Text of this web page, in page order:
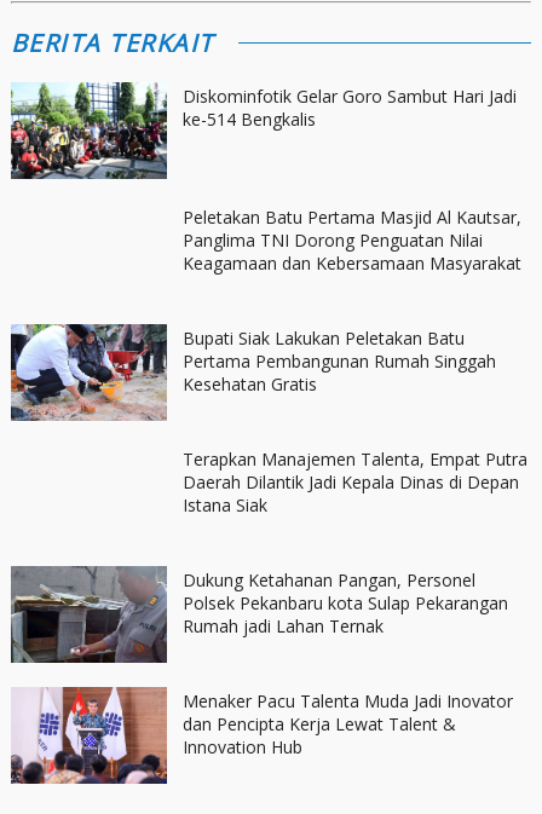
BERITA TERKAIT
Diskominfotik Gelar Goro Sambut Hari Jadi
ke-514 Bengkalis
Peletakan Batu Pertama Masjid Al Kautsar,
Panglima TNI Dorong Penguatan Nilai
Keagamaan dan Kebersamaan Masyarakat
Bupati Siak Lakukan Peletakan Batu
Pertama Pembangunan Rumah Singgah
Kesehatan Gratis
Terapkan Manajemen Talenta, Empat Putra
Daerah Dilantik Jadi Kepala Dinas di Depan
Istana Siak
Dukung Ketahanan Pangan, Personel
Polsek Pekanbaru kota Sulap Pekarangan
Rumah jadi Lahan Ternak
Menaker Pacu Talenta Muda Jadi Inovator
dan Pencipta Kerja Lewat Talent &
Innovation Hub